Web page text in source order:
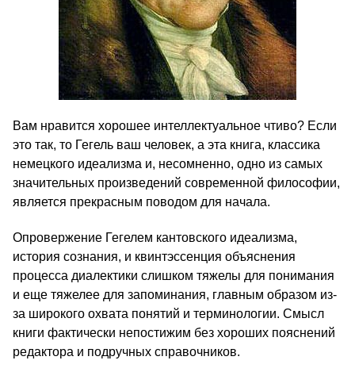
Вам нравится хорошее интеллектуальное чтиво? Если
это так, то Гегель ваш человек, а эта книга, классика
немецкого идеализма и, несомненно, одно из самых
значительных произведений современной философии,
является прекрасным поводом для начала.
Опровержение Гегелем кантовского идеализма,
история сознания, и квинтэссенция объяснения
процесса диалектики слишком тяжелы для понимания
и еще тяжелее для запоминания, главным образом из-
за широкого охвата понятий и терминологии. Смысл
книги фактически непостижим без хороших пояснений
редактора и подручных справочников.